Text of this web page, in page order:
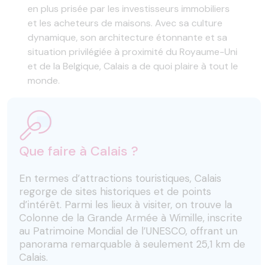
en plus prisée par les investisseurs immobiliers
et les acheteurs de maisons. Avec sa culture
dynamique, son architecture étonnante et sa
situation privilégiée à proximité du Royaume-Uni
et de la Belgique, Calais a de quoi plaire à tout le
monde.
Que faire à Calais ?
En termes d’attractions touristiques, Calais
regorge de sites historiques et de points
d’intérêt. Parmi les lieux à visiter, on trouve la
Colonne de la Grande Armée à Wimille, inscrite
au Patrimoine Mondial de l’UNESCO, offrant un
panorama remarquable à seulement 25,1 km de
Calais.